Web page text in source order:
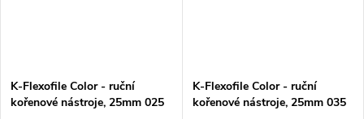
K-Flexofile Color - ruční
kořenové nástroje, 25mm 025
K-Flexofile Color - ruční
kořenové nástroje, 25mm 035